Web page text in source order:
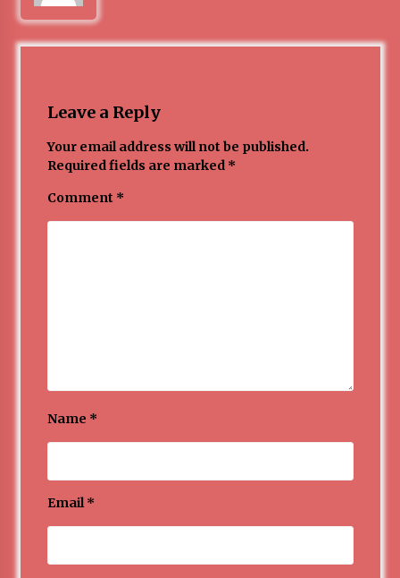
Leave a Reply
Your email address will not be published.
Required fields are marked *
Comment *
Name *
Email*